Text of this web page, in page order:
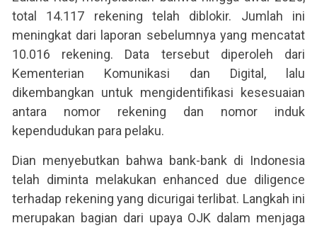
total 14.117 rekening telah diblokir. Jumlah ini
meningkat dari laporan sebelumnya yang mencatat
10.016 rekening. Data tersebut diperoleh dari
Kementerian Komunikasi dan Digital, lalu
dikembangkan untuk mengidentifikasi kesesuaian
antara nomor rekening dan nomor induk
kependudukan para pelaku.
Dian menyebutkan bahwa bank-bank di Indonesia
telah diminta melakukan enhanced due diligence
terhadap rekening yang dicurigai terlibat. Langkah ini
merupakan bagian dari upaya OJK dalam menjaga